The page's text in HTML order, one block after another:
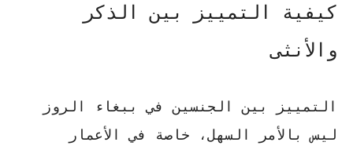
كيفية التمييز بين الذكر
والأنثى
التمييز بين الجنسينفي ببغاء الروز
ليس بالأمر السهل، خاصة في الأعمار